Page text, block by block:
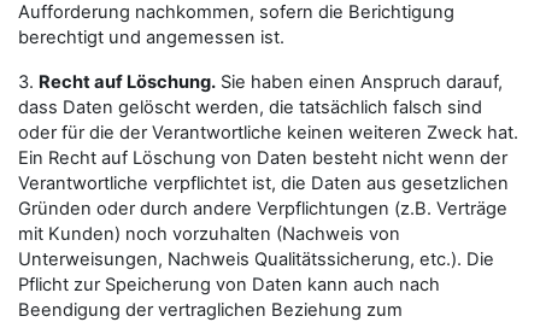
Aufforderung nachkommen, sofern die Berichtigung
berechtigt und angemessen ist.
3. Recht auf Löschung. Sie haben einen Anspruch darauf,
dass Daten gelöscht werden, die tatsächlich falsch sind
oder für die der Verantwortliche keinen weiteren Zweck hat.
Ein Recht auf Löschung von Daten besteht nicht wenn der
Verantwortliche verpflichtet ist, die Daten aus gesetzlichen
Gründen oder durch andere Verpflichtungen (z.B. Verträge
mit Kunden) noch vorzuhalten (Nachweis von
Unterweisungen, Nachweis Qualitätssicherung, etc.). Die
Pflicht zur Speicherung von Daten kann auch nach
Beendigung der vertraglichen Beziehung zum